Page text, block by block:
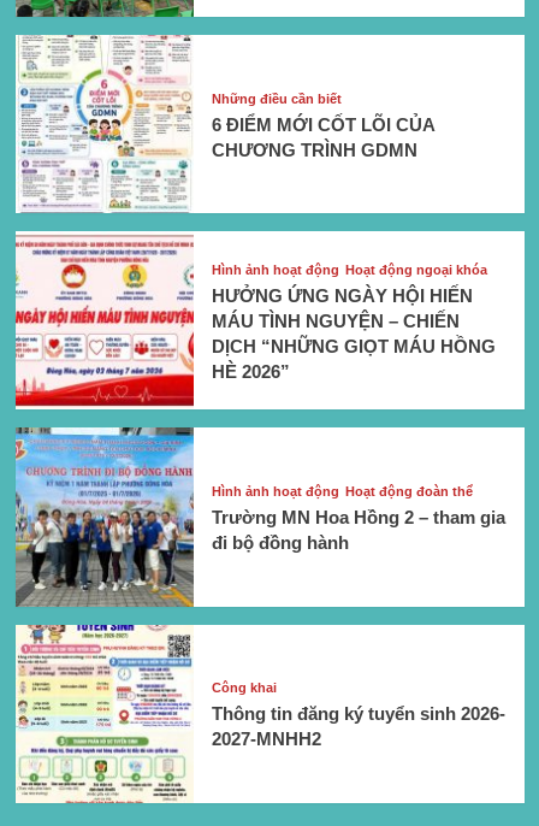
Những điều cần biết
6 ĐIỂM MỚI CỐT LÕI CỦA
CHƯƠNG TRÌNH GDMN
Hình ảnh hoạt động Hoạt động ngoại khóa
HƯỞNG ỨNG NGÀY HỘI HIẾN
MÁU TÌNH NGUYỆN – CHIẾN
DỊCH “NHỮNG GIỌT MÁU HỒNG
HÈ 2026”
Hình ảnh hoạt động Hoạt động đoàn thể
Trường MN Hoa Hồng 2 – tham gia
đi bộ đồng hành
Công khai
Thông tin đăng ký tuyển sinh 2026-
2027-MNHH2